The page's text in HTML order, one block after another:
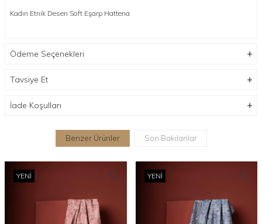
Kadın Etnik Desen Soft Eşarp Hattena
Ödeme Seçenekleri
Tavsiye Et
İade Koşulları
Benzer Ürünler Son Bakılanlar
YENI YENI